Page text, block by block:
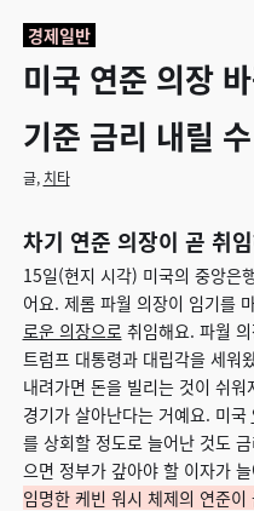
경제일반
미국 연준 의장
기준 금리 내릴
글, 치타
차기 연준 의장이 곧 취
15일(현지 시각) 미국의 중앙은
어요. 제롬 파월 의장이 임기를
로운 의장으로취임해요. 파월
트럼프 대통령과 대립각을 세워
내려가면 돈을 빌리는 것이 쉬
경기가 살아난다는 거예요. 미국
를 상회할 정도로 늘어난 것도
으면 정부가 갚아야 할 이자가
임명한 케빈 워시 체제의 연준